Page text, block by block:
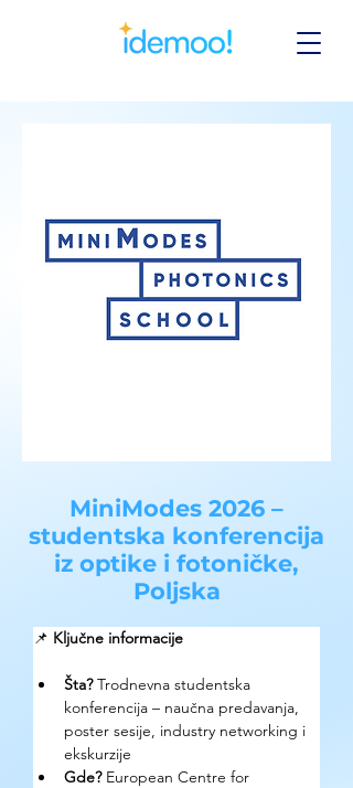
MiniModes 2026 –
studentska konferencija
iz optike i fotoničke,
Poljska
📌 Ključne informacije
Šta? Trodnevna studentska
konferencija – naučna predavanja,
poster sesije, industry networking i
ekskurzije
Gde? European Centre for